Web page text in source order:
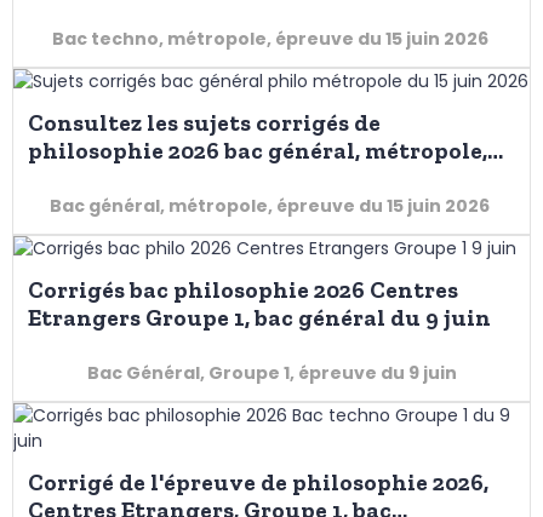
épreuves
Bac techno, métropole, épreuve du 15 juin 2026
Consultez les sujets corrigés de
philosophie 2026 bac général, métropole,
Bac général, métropole, épreuve du 15 juin 2026
Corrigés bac philosophie 2026 Centres
Etrangers Groupe 1, bac général du 9 juin
Bac Général, Groupe 1, épreuve du 9 juin
Corrigé de l'épreuve de philosophie 2026,
Centres Etrangers, Groupe 1, bac